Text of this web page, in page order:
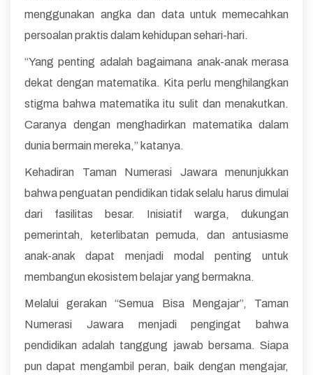
menggunakan angka dan data untuk memecahkan
persoalan praktis dalam kehidupan sehari-hari.
“Yang penting adalah bagaimana anak-anak merasa
dekat dengan matematika. Kita perlu menghilangkan
stigma bahwa matematika itu sulit dan menakutkan.
Caranya dengan menghadirkan matematika dalam
dunia bermain mereka,” katanya.
Kehadiran Taman Numerasi Jawara menunjukkan
bahwa penguatan pendidikan tidak selalu harus dimulai
dari fasilitas besar. Inisiatif warga, dukungan
pemerintah, keterlibatan pemuda, dan antusiasme
anak-anak dapat menjadi modal penting untuk
membangun ekosistem belajar yang bermakna.
Melalui gerakan “Semua Bisa Mengajar”, Taman
Numerasi Jawara menjadi pengingat bahwa
pendidikan adalah tanggung jawab bersama. Siapa
pun dapat mengambil peran, baik dengan mengajar,